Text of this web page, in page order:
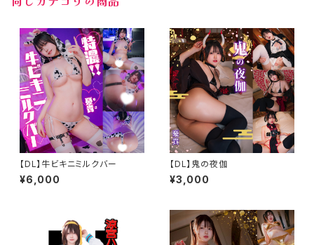
【DL】牛ビキニミルクバー
¥6,000
【DL】鬼の夜伽
¥3,000